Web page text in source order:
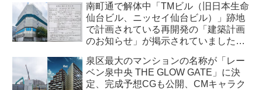
南町通で解体中「TMビル（旧日本生命
仙台ビル、ニッセイ仙台ビル）」跡地
で計画されている再開発の「建築計画
のお知らせ」が掲示されていました・
泉区最大のマンションの名称が「レー
ベン泉中央 THE GLOW GATE」に決
定、完成予想CGも公開、CMキャラク